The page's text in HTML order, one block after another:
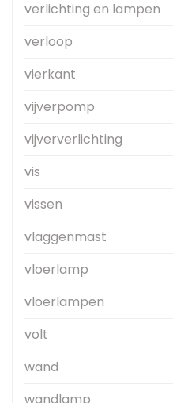
verlichting en lampen
verloop
vierkant
vijverpomp
vijververlichting
vis
vissen
vlaggenmast
vloerlamp
vloerlampen
volt
wand